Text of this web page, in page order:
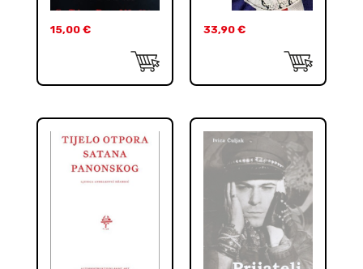
15,00 € 33,90 €